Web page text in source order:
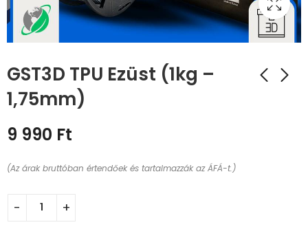
GST3D TPU Ezüst (1kg –
1,75mm)
9 990 Ft
(Az árak bruttóban értendőek és tartalmazzák az ÁFÁ-t.)